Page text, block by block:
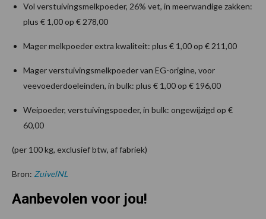
Vol verstuivingsmelkpoeder, 26% vet, in meerwandige zakken:
plus € 1,00 op € 278,00
Mager melkpoeder extra kwaliteit: plus € 1,00 op € 211,00
Mager verstuivingsmelkpoeder van EG-origine, voor
veevoederdoeleinden, in bulk: plus € 1,00 op € 196,00
Weipoeder, verstuivingspoeder, in bulk: ongewijzigd op €
60,00
(per 100 kg, exclusief btw, af fabriek)
Bron: ZuivelNL
Aanbevolen voor jou!